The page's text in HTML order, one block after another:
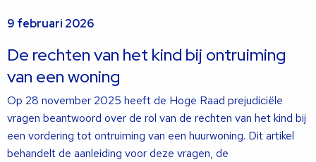
meer
9 februari 2026
De rechten van het kind bij ontruiming
van een woning
Op 28 november 2025 heeft de Hoge Raad prejudiciële
vragen beantwoord over de rol van de rechten van het kind bij
een vordering tot ontruiming van een huurwoning. Dit artikel
behandelt de aanleiding voor deze vragen, de